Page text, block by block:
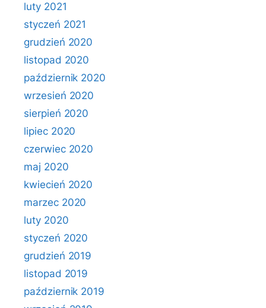
luty 2021
styczeń 2021
grudzień 2020
listopad 2020
październik 2020
wrzesień 2020
sierpień 2020
lipiec 2020
czerwiec 2020
maj 2020
kwiecień 2020
marzec 2020
luty 2020
styczeń 2020
grudzień 2019
listopad 2019
październik 2019